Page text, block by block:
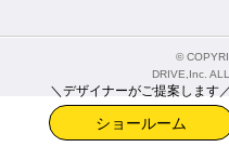
＼デザイナーがご提案します／
ショールーム
©
DRIVE,Inc.